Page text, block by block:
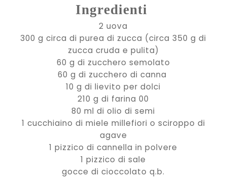
Ingredienti
2 uova
300 g circa di purea di zucca (circa 350 g di
zucca cruda e pulita)
60 g di zucchero semolato
60 g di zucchero di canna
10 g di lievito per dolci
210 g di farina 00
80 ml di olio di semi
1 cucchiaino di miele millefiori o sciroppo di
agave
1 pizzico di cannella in polvere
1 pizzico di sale
gocce di cioccolato q.b.